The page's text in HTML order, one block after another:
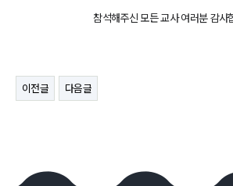
참석해주신 모든 교사 여러분 감사
이전글 다음글